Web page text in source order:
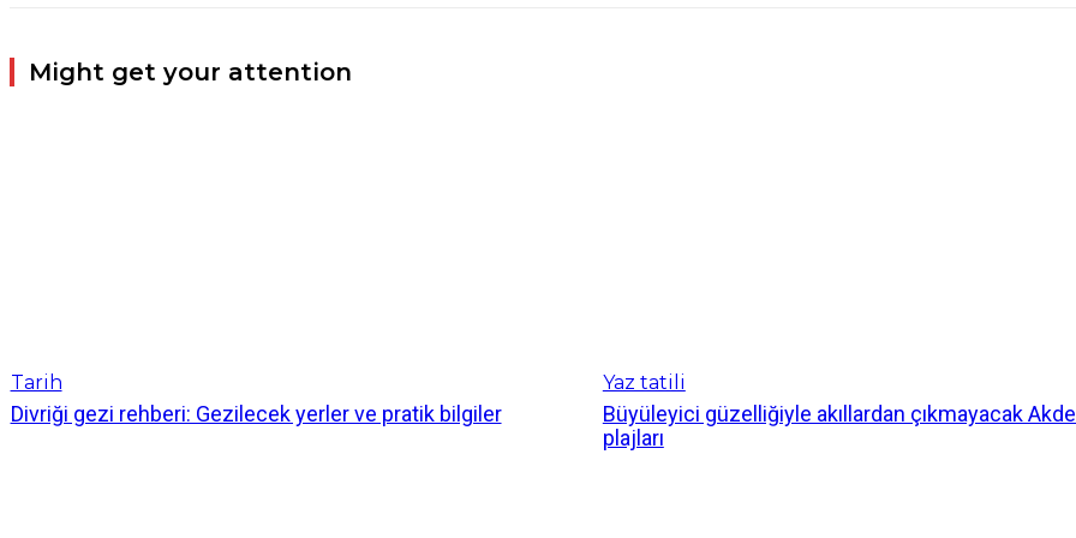
Might get your attention
Tarih
Divriği gezi rehberi: Gezilecek yerler ve pratik bilgiler
Yaz tatili
Büyüleyici güzelliğiyle akıllardan çıkmayacak
plajları